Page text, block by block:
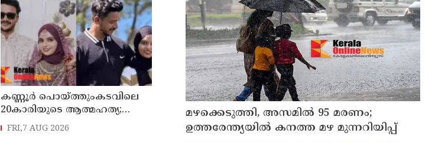
കണ്ണൂർ പൊയ്ത്തുംകടവിലെ
20കാരിയുടെ ആത്മഹത്യ;
ഭർത്താവിനായി ലുക്കൗട്ട്
FRI,7 AUG 2026
മഴക്കെടുത്തി, അസമിൽ 95 മരണം;
ഉത്തരേന്ത്യയില്‍ കനത്ത മഴ മുന്നറിയിപ്പ്